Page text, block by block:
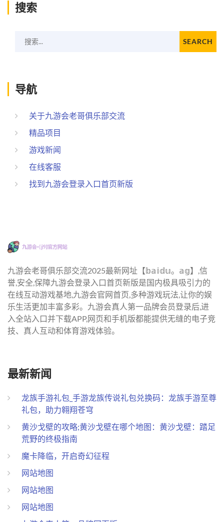
搜索
搜索... SEARCH
导航
关于九游会老哥俱乐部交流
精品项目
游戏新闻
在线客服
找到九游会登录入口首页新版
九游会老哥俱乐部交流2025最新网址【𝕓𝕒𝕚𝕕𝕦。𝕒𝕘】,信
誉,安全,保障九游会登录入口首页新版是国内极具吸引力的
在线互动游戏基地,九游会官网首页,多种游戏玩法,让你的娱
乐生活更加丰富多彩。九游会真人第一品牌会员登录后,进
入全站入口并下载APP,网页和手机版都能提供无缝的电子竞
技、真人互动和体育游戏体验。
最新新闻
龙族手游礼包_手游龙族传说礼包兑换码：龙族手游至尊
礼包，助力翱翔苍穹
黄沙戈壁的攻略;黄沙戈壁在哪个地图：黄沙戈壁：踏足
荒野的终极指南
魔卡降临，开启奇幻征程
网站地图
网站地图
网站地图